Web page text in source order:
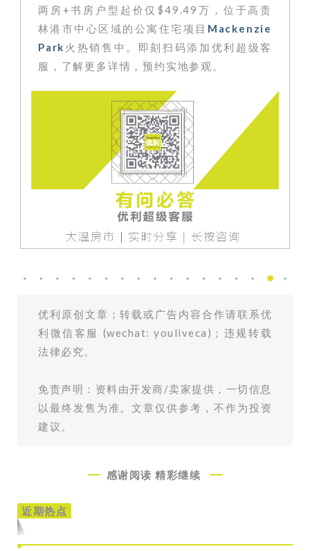
两房+书房户型起价仅$49.49万 ，位于高贵
林港市中心区域的公寓住宅项目 Mackenzie
Park 火热销售中。即刻扫码添加优利超级客
服，了解更多详情，预约实地参观。
优利原创文章；转载或广告内容合作请联系优
利微信客服 (wechat: youliveca)；违规转载
法律必究。
免责声明：资料由开发商/卖家提供，一切信息
以最终发售为准。文章仅供参考，不作为投资
建议。
感谢阅读 精彩继续
近期热点